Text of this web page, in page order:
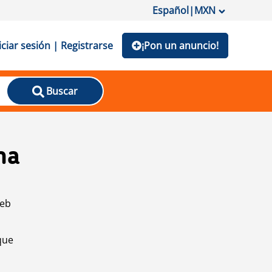
Español|MXN
sesión | Registrarse ¡Pon un anuncio!
Buscar